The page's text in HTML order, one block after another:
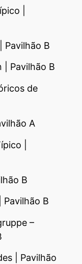
|
Pavilhão B
| Pavilhão B
de
A
|
B
Pavilhão B
–
| Pavilhão